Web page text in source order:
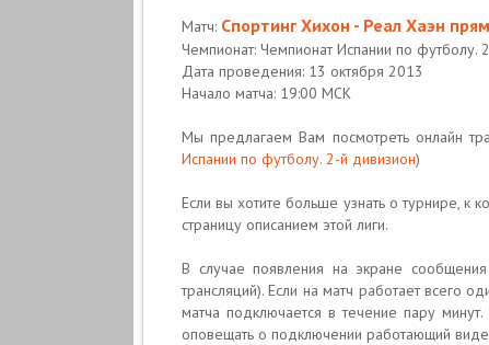
Матч: Спортинг Хихон - Реал Хаэн
Чемпионат: Чемпионат Испании по футболу.
Дата проведения: 13 октября 2013
Начало матча: 19:00 МСК
Мы предлагаем Вам посмотреть онлайн
Испании по футболу. 2-й дивизион)
Если вы хотите больше узнать о турнире, к
страницу описанием этой лиги.
В случае появления на экране
трансляций). Если на матч работает всего
матча подключается в течение пару
оповещать о подключении работающий